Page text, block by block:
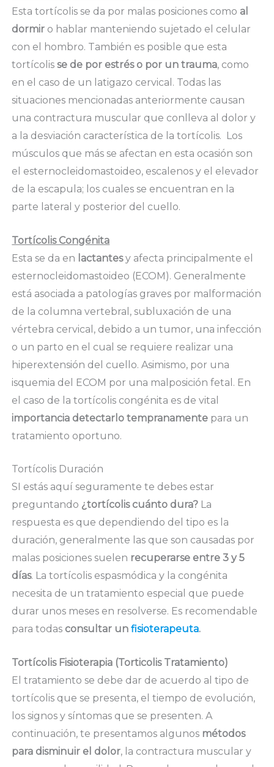
Esta tortícolis se da por malas posiciones como al
dormir o hablar manteniendo sujetado el celular
con el hombro. También es posible que esta
tortícolisse de por estrés o por un trauma, como
en el caso de un latigazo cervical. Todas las
situaciones mencionadas anteriormente causan
una contractura muscular que conlleva al dolor y
a la desviación característica de la tortícolis. Los
músculos que más se afectan en esta ocasión son
el esternocleidomastoideo, escalenos y el elevador
de la escapula; los cuales se encuentran en la
parte lateral y posterior del cuello.
Tortícolis Congénita
Esta se da en lactantesy afecta principalmente el
esternocleidomastoideo (ECOM). Generalmente
está asociada a patologías graves por malformación
de la columna vertebral, subluxación de una
vértebra cervical, debido a un tumor, una infección
o un parto en el cual se requiere realizar una
hiperextensión del cuello. Asimismo, por una
isquemia del ECOM por una malposición fetal. En
el caso de la tortícolis congénita es de vital
importancia detectarlo tempranamente para un
tratamiento oportuno.
Tortícolis Duración
SI estás aquí seguramente te debes estar
preguntando ¿tortícolis cuánto dura? La
respuesta es que dependiendo del tipo es la
duración, generalmente las que son causadas por
malas posiciones suelen recuperarse entre 3 y 5
días. La tortícolis espasmódica y la congénita
necesita de un tratamiento especial que puede
durar unos meses en resolverse. Es recomendable
para todas consultar unfisioterapeuta.
Tortícolis Fisioterapia (Torticolis Tratamiento)
El tratamiento se debe dar de acuerdo al tipo de
tortícolis que se presenta, el tiempo de evolución,
los signos y síntomas que se presenten. A
continuación, te presentamos algunos métodos
para disminuir el dolor, la contractura muscular y